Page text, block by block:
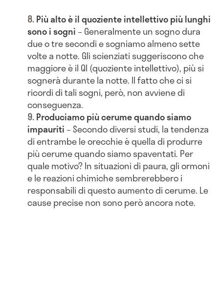
Più alto è il quoziente intellettivo più lunghi
sono i sogni – Generalmente un sogno dura
due o tre secondi e sogniamo almeno sette
volte a notte. Gli scienziati suggeriscono che
maggiore è il QI (quoziente intellettivo), più si
sognerà durante la notte. Il fatto che ci si
ricordi di tali sogni, però, non avviene di
conseguenza.
Produciamo più cerume quando siamo
impauriti – Secondo diversi studi, la tendenza
di entrambe le orecchie è quella di produrre
più cerume quando siamo spaventati. Per
quale motivo? In situazioni di paura, gli ormoni
e le reazioni chimiche sembrerebbero i
responsabili di questo aumento di cerume. Le
cause precise non sono però ancora note.